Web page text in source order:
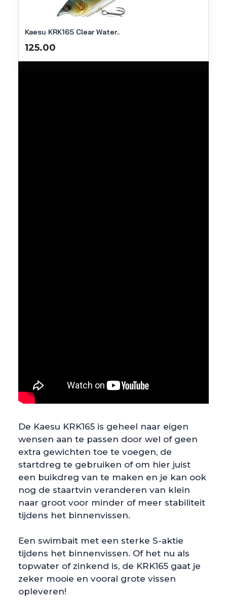
Kaesu KRK165 Clear Water..
125.00
De Kaesu KRK165 is geheel naar eigen
wensen aan te passen door wel of geen
extra gewichten toe te voegen, de
startdreg te gebruiken of om hier juist
een buikdreg van te maken en je kan ook
nog de staartvin veranderen van klein
naar groot voor minder of meer stabiliteit
tijdens het binnenvissen.
Een swimbait met een sterke S-aktie
tijdens het binnenvissen. Of het nu als
topwater of zinkend is, de KRK165 gaat je
zeker mooie en vooral grote vissen
opleveren!